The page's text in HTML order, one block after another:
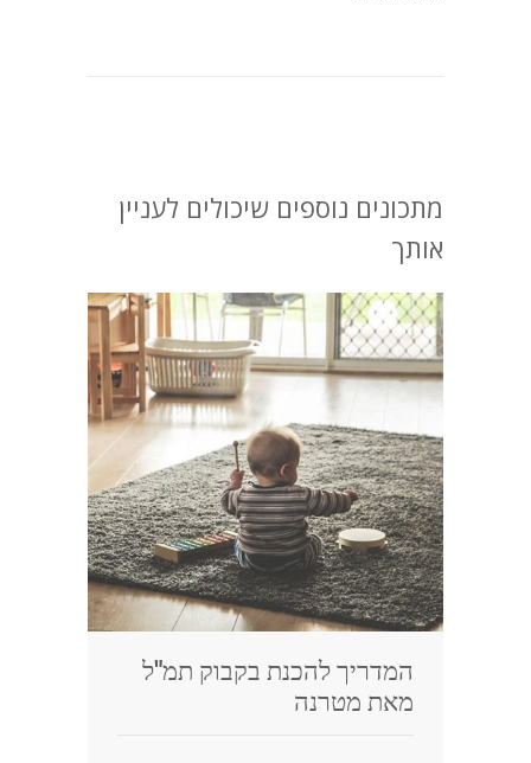
מתכונים נוספים שיכולים לעניין
אותך
המדריך להכנת בקבוק תמ"ל
מאת מטרנה